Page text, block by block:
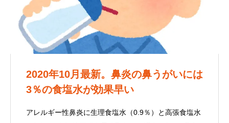
2020年10月最新。鼻炎の鼻うがいには
3％の食塩水が効果早い
アレルギー性鼻炎に生理食塩水（0.9％）と高張食塩水